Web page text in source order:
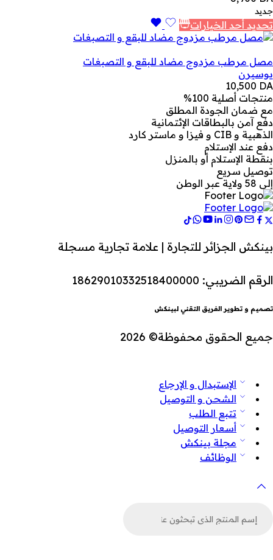
جديد
تحديد أحد الخيارات
مصل مرطب مزدوج مضاد للبقع و التصبغات
يوسيرن
10,500 DA
منتجات أصلية 100%
مع ضمان الجودة المطلق
دفع آمن بالبطاقات الإئتمانية
الذهبية و CIB و فيزا و ماستر كارد
دفع عند الإستلام
بنقطة الإستلام أو بالمنزل
توصيل سريع
إلى 58 ولاية عبر الوطن
بينكش الجزائر للتجارة | علامة تجارية مسجلة
الرقم الضريبي: 18629010332518400000
تصميم و تطوير الفريق التقني لبينكش
جميع الحقوق محفوظة© 2026
الإستبدال و الإرجاع
الشحن و التوصيل
تتبع الطلب
أسعار التوصيل
مجلة بينكش
الوظائف